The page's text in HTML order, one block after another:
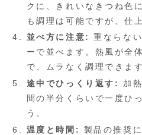
クに、きれいなきつね色
も調理は可能ですが、仕
並べ方に注意:
重ならな
ーで並べます。熱風が全
で、ムラなく調理できます
途中でひっくり返す:
加
間の半分くらいで一度ひ
う。
温度と時間:
製品の推奨